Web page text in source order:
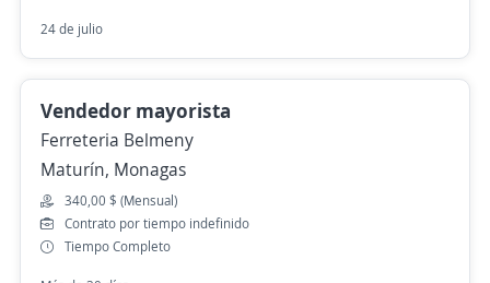
24 de julio
Vendedor mayorista
Ferreteria Belmeny
Maturín, Monagas
340,00 $ (Mensual)
Contrato por tiempo indefinido
Tiempo Completo